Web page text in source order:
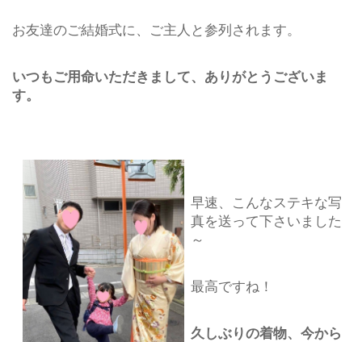
お友達のご結婚式に、ご主人と参列されます。
いつもご用命いただきまして、ありがとうございま
す。
早速、こんなステキな写
真を送って下さいました
～
最高ですね！
久しぶりの着物、今から